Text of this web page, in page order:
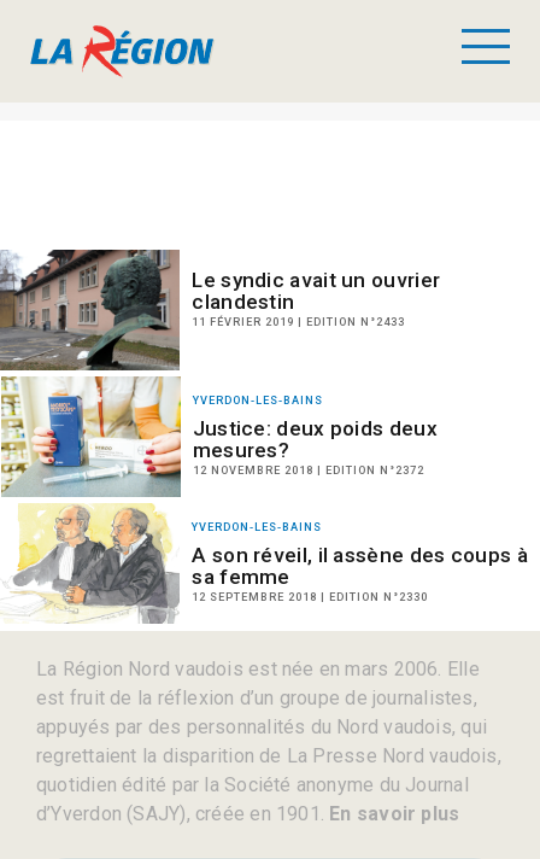
Le syndic avait un ouvrier
clandestin
11 FÉVRIER 2019 | EDITION N°2433
YVERDON-LES-BAINS
Justice: deux poids deux
mesures?
12 NOVEMBRE 2018 | EDITION N°2372
YVERDON-LES-BAINS
A son réveil, il assène des coups à
sa femme
12 SEPTEMBRE 2018 | EDITION N°2330
La Région Nord vaudois est née en mars 2006. Elle
est fruit de la réflexion d’un groupe de journalistes,
appuyés par des personnalités du Nord vaudois, qui
regrettaient la disparition de La Presse Nord vaudois,
quotidien édité par la Société anonyme du Journal
d’Yverdon (SAJY), créée en 1901. En savoir plus